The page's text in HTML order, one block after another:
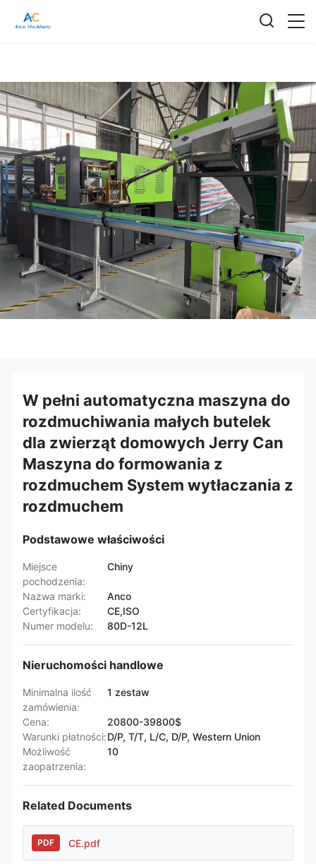
W pełni automatyczna maszyna do
rozdmuchiwania małych butelek
dla zwierząt domowych Jerry Can
Maszyna do formowania z
rozdmuchem System wytłaczania z
rozdmuchem
Podstawowe właściwości
Miejsce
pochodzenia:
Chiny
Nazwa marki:
Anco
Certyfikacja:
CE,ISO
Numer modelu:
80D-12L
Nieruchomości handlowe
Minimalna ilość
zamówienia:
1 zestaw
Cena:
20800-39800$
Warunki płatności:D/P, T/T, L/C, D/P, Western Union
Możliwość
zaopatrzenia:
10
Related Documents
PDF CE.pdf